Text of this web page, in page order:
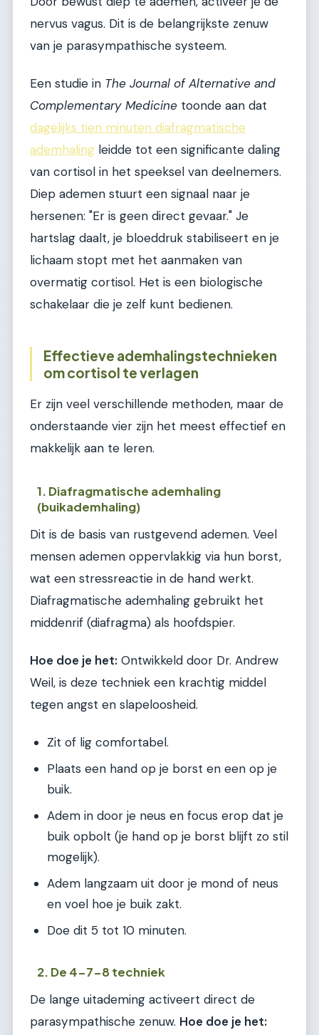
nervus vagus. Dit is de belangrijkste zenuw
van je parasympathische systeem.
Een studie in The Journal of Alternative and
Complementary Medicine toonde aan dat
dagelijks tien minuten diafragmatische
ademhaling leidde tot een significante daling
van cortisol in het speeksel van deelnemers.
Diep ademen stuurt een signaal naar je
hersenen: "Er is geen direct gevaar." Je
hartslag daalt, je bloeddruk stabiliseert en je
lichaam stopt met het aanmaken van
overmatig cortisol. Het is een biologische
schakelaar die je zelf kunt bedienen.
Effectieve ademhalingstechnieken
om cortisol te verlagen
Er zijn veel verschillende methoden, maar de
onderstaande vier zijn het meest effectief en
makkelijk aan te leren.
1. Diafragmatische ademhaling
(buikademhaling)
Dit is de basis van rustgevend ademen. Veel
mensen ademen oppervlakkig via hun borst,
wat een stressreactie in de hand werkt.
Diafragmatische ademhaling gebruikt het
middenrif (diafragma) als hoofdspier.
Hoe doe je het: Ontwikkeld door Dr. Andrew
Weil, is deze techniek een krachtig middel
tegen angst en slapeloosheid.
Zit of lig comfortabel.
Plaats een hand op je borst en een op je
buik.
Adem in door je neus en focus erop dat je
buik opbolt (je hand op je borst blijft zo stil
mogelijk).
Adem langzaam uit door je mond of neus
en voel hoe je buik zakt.
Doe dit 5 tot 10 minuten.
2. De 4-7-8 techniek
De lange uitademing activeert direct de
parasympathische zenuw. Hoe doe je het: